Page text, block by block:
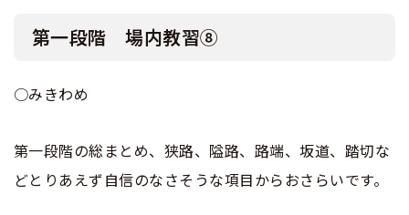
第一段階 場内教習⑧
○みきわめ
第一段階の総まとめ、狭路、隘路、路端、坂道、踏切な
どとりあえず自信のなさそうな項目からおさらいです。